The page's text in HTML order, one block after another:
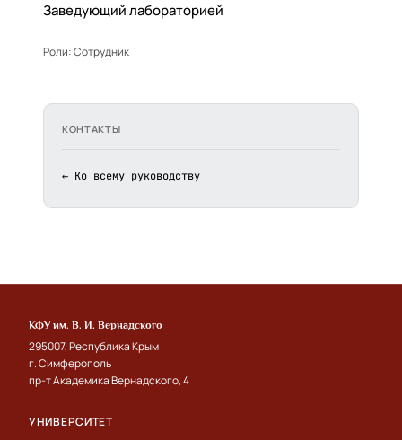
Заведующий лабораторией
Роли:Сотрудник
КОНТАКТЫ
← Ко всему руководству
КФУ им. В. И. Вернадского
295007, Республика Крым
г. Симферополь
пр-т Академика Вернадского, 4
УНИВЕРСИТЕТ